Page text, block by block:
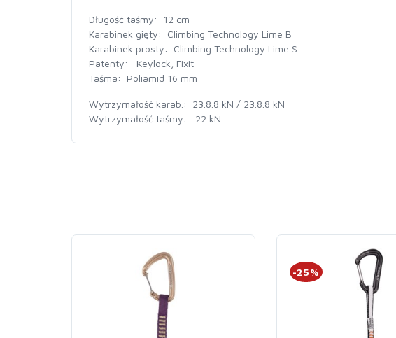
Długość taśmy: 12 cm
Karabinek gięty: Climbing Technology Lime B
Karabinek prosty: Climbing Technology Lime S
Patenty: Keylock, Fixit
Taśma: Poliamid 16 mm
Wytrzymałość karab.: 23.8.8 kN / 23.8.8 kN
Wytrzymałość taśmy: 22 kN
-25%